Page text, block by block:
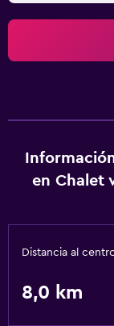
en Chalet
Distancia al
8,0 km